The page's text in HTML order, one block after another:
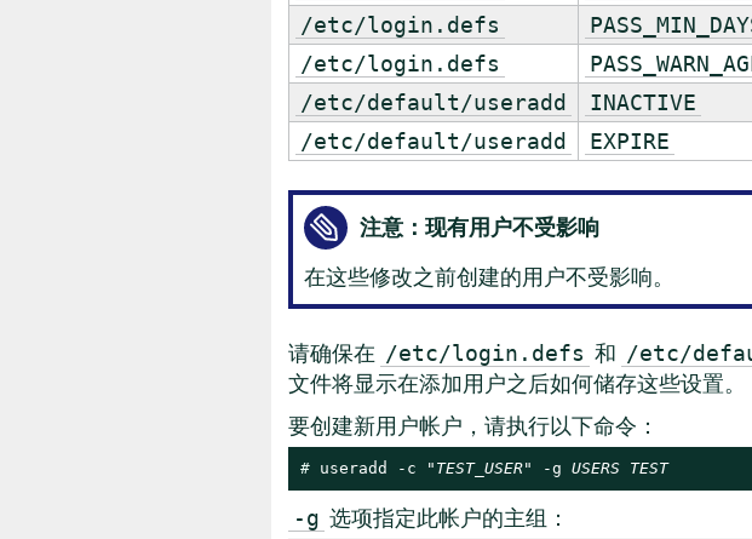
/etc/login.defs
/etc/login.defs
/etc/default/useradd INACTIVE
/etc/default/useradd EXPIRE
注意：现有用户不受影响
在这些修改之前创建的用户不受影响。
请确保在 /etc/login.defs 和 /etc/
文件将显示在添加用户之后如何储存这些设置。
要创建新用户帐户，请执行以下命令：
# useradd -c " TEST_USER" -g USERS TEST
-g 选项指定此帐户的主组：